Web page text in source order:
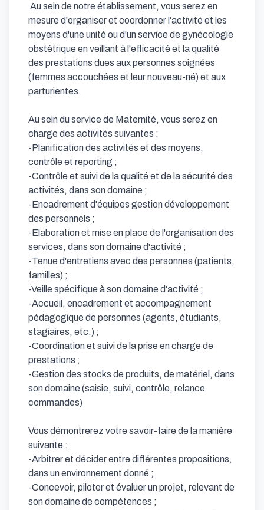
mesure d'organiser et coordonner l'activité et les
moyens d'une unité ou d'un service de gynécologie
obstétrique en veillant à l'efficacité et la qualité
des prestations dues aux personnes soignées
(femmes accouchées et leur nouveau-né) et aux
parturientes.
Au sein du service de Maternité, vous serez en
charge des activités suivantes :
-Planification des activités et des moyens,
contrôle et reporting ;
-Contrôle et suivi de la qualité et de la sécurité des
activités, dans son domaine ;
-Encadrement d'équipes gestion développement
des personnels ;
-Elaboration et mise en place de l'organisation des
services, dans son domaine d'activité ;
-Tenue d'entretiens avec des personnes (patients,
familles) ;
-Veille spécifique à son domaine d'activité ;
-Accueil, encadrement et accompagnement
pédagogique de personnes (agents, étudiants,
stagiaires, etc.) ;
-Coordination et suivi de la prise en charge de
prestations ;
-Gestion des stocks de produits, de matériel, dans
son domaine (saisie, suivi, contrôle, relance
commandes)
Vous démontrerez votre savoir-faire de la manière
suivante :
-Arbitrer et décider entre différentes propositions,
dans un environnement donné ;
-Concevoir, piloter et évaluer un projet, relevant de
son domaine de compétences ;